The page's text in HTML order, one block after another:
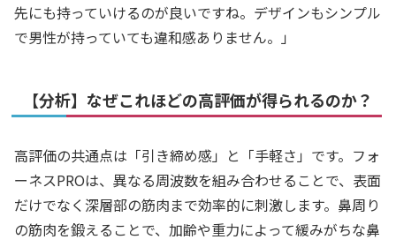
先にも持っていけるのが良いですね。デザインもシンプル
で男性が持っていても違和感ありません。」
【分析】なぜこれほどの高評価が得られるのか？
高評価の共通点は「引き締め感」と「手軽さ」です。フォ
ーネスPROは、異なる周波数を組み合わせることで、表面
だけでなく深層部の筋肉まで効率的に刺激します。鼻周り
の筋肉を鍛えることで、加齢や重力によって緩みがちな鼻